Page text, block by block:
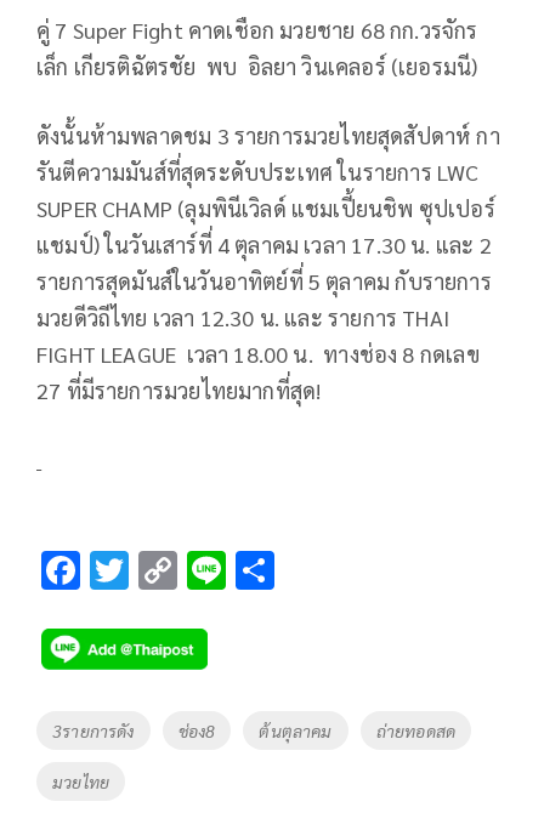
คู่ 7 Super Fight คาดเชือก มวยชาย 68 กก.วรจักร
เล็ก เกียรติฉัตรชัย พบ อิลยา วินเคลอร์ (เยอรมนี)
ดังนั้นห้ามพลาดชม 3 รายการมวยไทยสุดสัปดาห์ กา
รันตีความมันส์ที่สุดระดับประเทศ ในรายการ LWC
SUPER CHAMP (ลุมพินีเวิลด์ แชมเปี้ยนชิพ ซุปเปอร์
แชมป์) ในวันเสาร์ที่ 4 ตุลาคม เวลา 17.30 น. และ 2
รายการสุดมันส์ในวันอาทิตย์ที่ 5 ตุลาคม กับรายการ
มวยดีวิถีไทย เวลา 12.30 น. และ รายการ THAI
FIGHT LEAGUE เวลา 18.00 น. ทางช่อง 8 กดเลข
27 ที่มีรายการมวยไทยมากที่สุด!
F
e
b
o
o
k
T
tt
er
C
p
y
Li
Li
Tags
3รายการดัง ช่อง8 ต้นตุลาคม ถ่ายทอดสด
มวยไทย